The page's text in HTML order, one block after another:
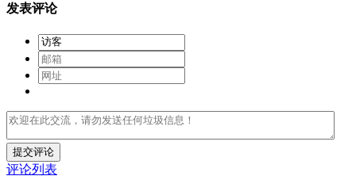
发表评论
提交评论
评论列表